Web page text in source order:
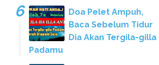
Doa Pelet Ampuh,
Baca Sebelum Tidur
Dia Akan Tergila-gilla
Padamu